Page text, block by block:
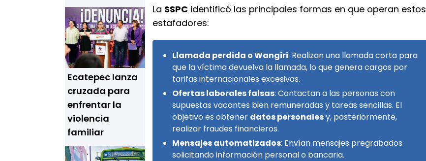
Ecatepec lanza
cruzada para
enfrentar la
violencia
familiar
La SSPC identificó las principales formas en que operan estos
estafadores:
Llamada perdida o Wangiri: Realizan una llamada corta para
que la víctima devuelva la llamada, lo que genera cargos por
tarifas internacionales excesivas.
Ofertas laborales falsas: Contactan a las personas con
supuestas vacantes bien remuneradas y tareas sencillas. El
objetivo es obtener datos personalesy, posteriormente,
realizar fraudes financieros.
Mensajes automatizados: Envían mensajes pregrabados
solicitando información personal o bancaria.